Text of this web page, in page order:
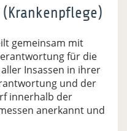
(Krankenpflege)
gemeinsam mit
für die
Insassen in ihrer
und der
innerhalb der
anerkannt und